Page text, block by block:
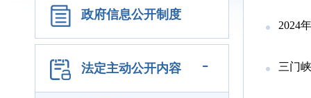
政府信息公开制度
法定主动公开内容 -
2024
三门